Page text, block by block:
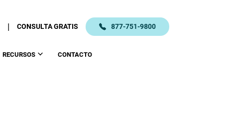
| CONSULTA GRATIS 877-751-9800
RECURSOS CONTACTO